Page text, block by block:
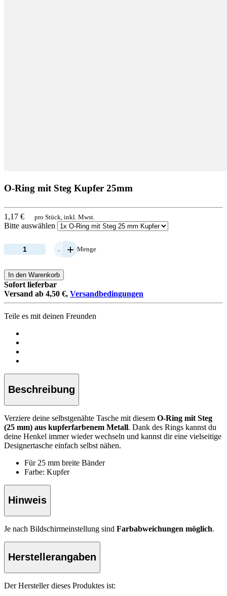
O-Ring mit Steg Kupfer 25mm
1,17 € pro Stück, inkl. Mwst.
Bitte auswählen
- + Menge
In den Warenkorb
Sofort lieferbar
Versand ab 4,50 €, Versandbedingungen
Teile es mit deinen Freunden
Beschreibung
Verziere deine selbstgenähte Tasche mit diesem O-Ring mit Steg
(25 mm) aus kupferfarbenem Metall. Dank des Rings kannst du
deine Henkel immer wieder wechseln und kannst dir eine vielseitige
Designertasche einfach selbst nähen.
Für 25 mm breite Bänder
Farbe: Kupfer
Hinweis
Je nach Bildschirmeinstellung sind Farbabweichungen möglich.
Herstellerangaben
Der Hersteller dieses Produktes ist: